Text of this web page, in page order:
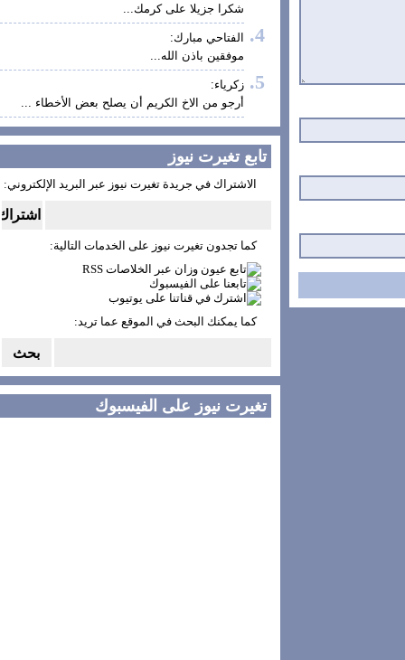
شكرا جزيلا على كرمك...
الفتاحي مبارك:
موفقين باذن الله...
زكرياء:
أرجو من الاخ الكريم أن يصلح بعض الأخطاء ...
تابع تغيرت نيوز
الاشتراك في جريدة تغيرت نيوز عبر البريد الإلكتروني:
كما تجدون تغيرت نيوز على الخدمات التالية:
كما يمكنك البحث في الموقع عما تريد:
تغيرت نيوز على الفيسبوك